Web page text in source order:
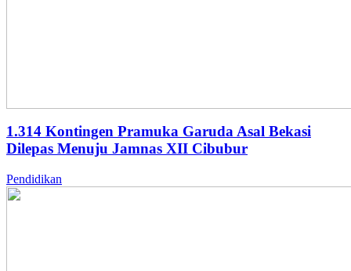
1.314 Kontingen Pramuka Garuda Asal Bekasi
Dilepas Menuju Jamnas XII Cibubur
Pendidikan